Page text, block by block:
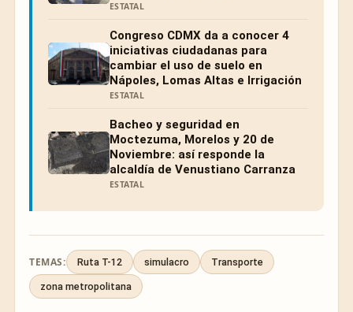
ESTATAL
Congreso CDMX da a conocer 4
iniciativas ciudadanas para
cambiar el uso de suelo en
Nápoles, Lomas Altas e Irrigación
ESTATAL
Bacheo y seguridad en
Moctezuma, Morelos y 20 de
Noviembre: así responde la
alcaldía de Venustiano Carranza
ESTATAL
TEMAS: Ruta T-12 simulacro Transporte
zona metropolitana